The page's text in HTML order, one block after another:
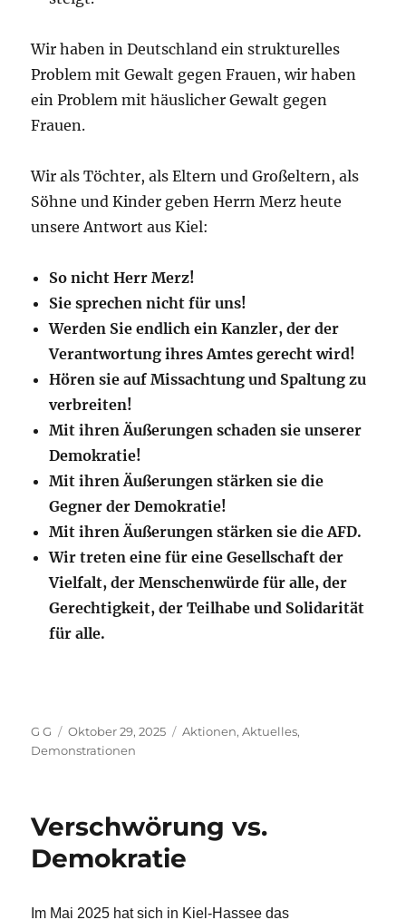
Wir haben in Deutschland ein strukturelles
Problem mit Gewalt gegen Frauen, wir haben
ein Problem mit häuslicher Gewalt gegen
Frauen.
Wir als Töchter, als Eltern und Großeltern, als
Söhne und Kinder geben Herrn Merz heute
unsere Antwort aus Kiel:
So nicht Herr Merz!
Sie sprechen nicht für uns!
Werden Sie endlich ein Kanzler, der der
Verantwortung ihres Amtes gerecht wird!
Hören sie auf Missachtung und Spaltung zu
verbreiten!
Mit ihren Äußerungen schaden sie unserer
Demokratie!
Mit ihren Äußerungen stärken sie die
Gegner der Demokratie!
Mit ihren Äußerungen stärken sie die AFD.
Wir treten eine für eine Gesellschaft der
Vielfalt, der Menschenwürde für alle, der
Gerechtigkeit, der Teilhabe und Solidarität
für alle.
Autor
G G
Veröffentlicht
am
Oktober 29, 2025 Kategorien
Aktionen,Aktuelles,
Demonstrationen
Verschwörung vs.
Demokratie
Im Mai 2025 hat sich in Kiel-Hassee das